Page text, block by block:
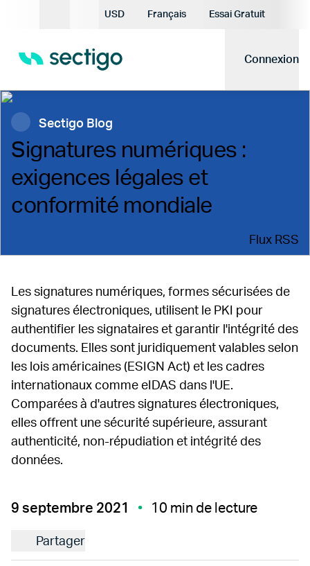
Devise actuelle:
USD
Français
Essai Gratuit
Connexion
Sectigo Blog
Signatures numériques :
exigences légales et
conformité mondiale
Flux RSS
Les signatures numériques, formes sécurisées de
signatures électroniques, utilisent le PKI pour
authentifier les signataires et garantir l'intégrité des
documents. Elles sont juridiquement valables selon
les lois américaines (ESIGN Act) et les cadres
internationaux comme eIDAS dans l'UE.
Comparées à d'autres signatures électroniques,
elles offrent une sécurité supérieure, assurant
authenticité, non-répudiation et intégrité des
données.
9 septembre 2021 10 min de lecture
Partager